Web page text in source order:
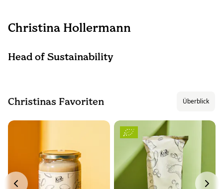
Christina Hollermann
Head of Sustainability
Christinas Favoriten Überblick